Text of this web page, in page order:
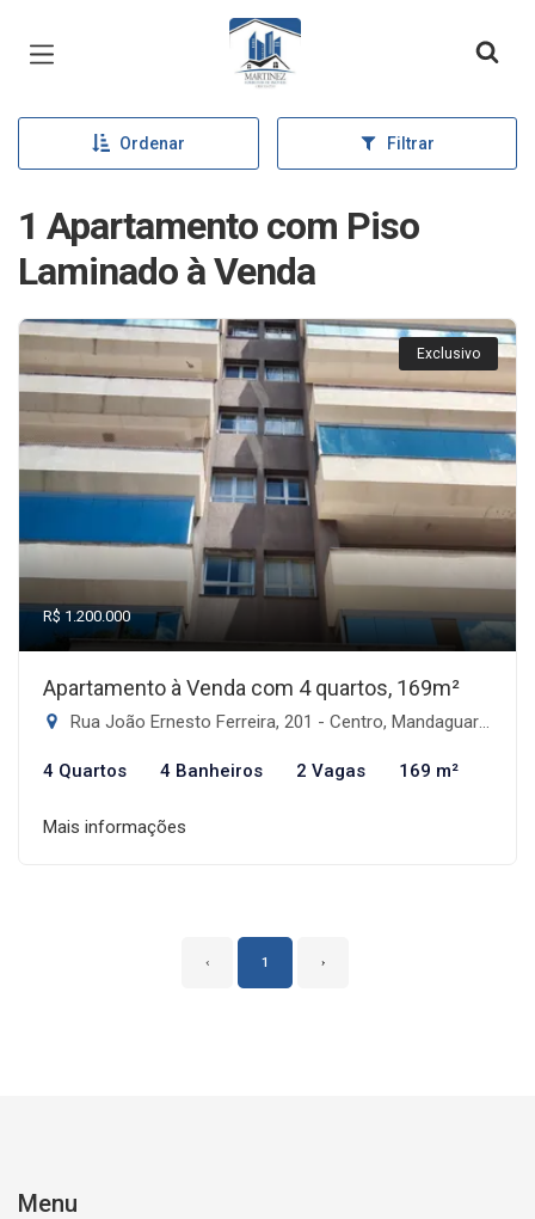
Página inicial
Ordenar Filtrar
1 Apartamento com Piso
Laminado à Venda
Exclusivo
R$ 1.200.000
Apartamento à Venda com 4 quartos, 169m²
Rua João Ernesto Ferreira, 201 - Centro, Mandaguari-PR
4 Quartos 4 Banheiros 2 Vagas 169 m²
Mais informações
‹ 1 ›
Menu